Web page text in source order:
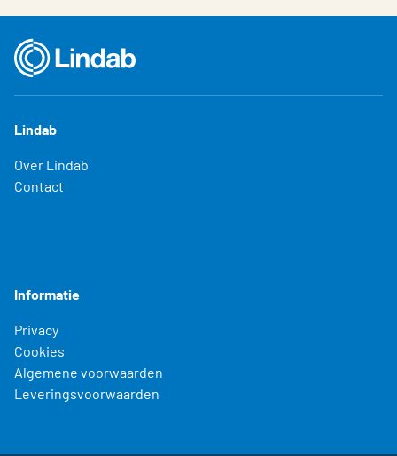
Lindab
Over Lindab
Contact
Informatie
Privacy
Cookies
Algemene voorwaarden
Leveringsvoorwaarden